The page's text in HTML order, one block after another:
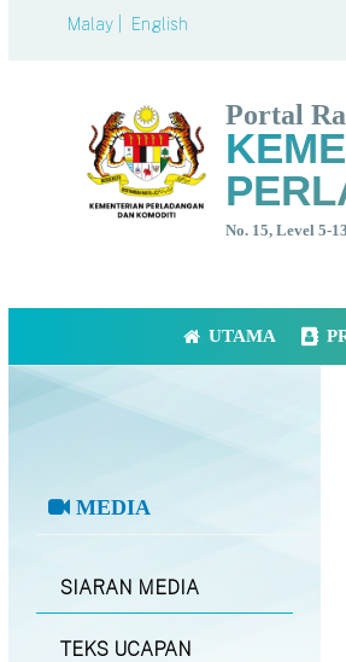
Malay | English
Portal
No. 15, Level 5-
UTAMA
MEDIA
SIARAN MEDIA
TEKS UCAPAN